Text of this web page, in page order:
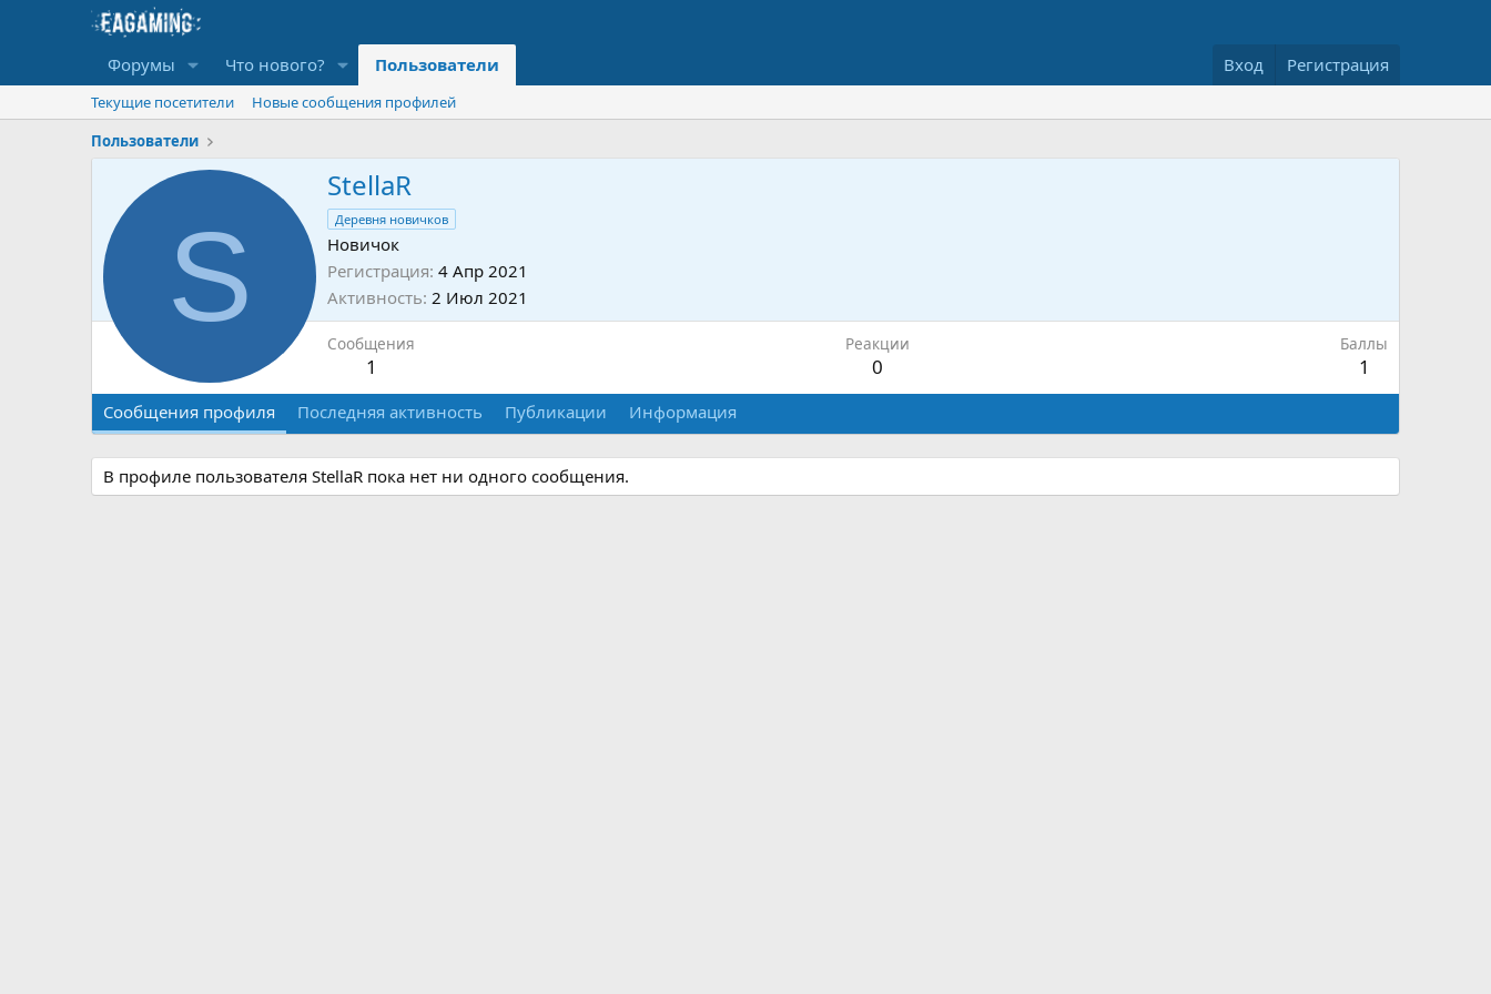
Форумы Что нового? Пользователи Вход Регистрация
Текущие посетители
Новые сообщения профилей
Пользователи
S
StellaR
Деревня новичков
Новичок
Регистрация 4 Апр 2021
Активность 2 Июл 2021
Сообщения
1
Реакции
0
Баллы
1
Сообщения профиля Последняя активность Публикации Информация
В профиле пользователя StellaR пока нет ни одного сообщения.